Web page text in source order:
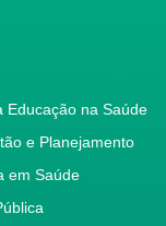
Educação na Saúde
e Planejamento
em Saúde